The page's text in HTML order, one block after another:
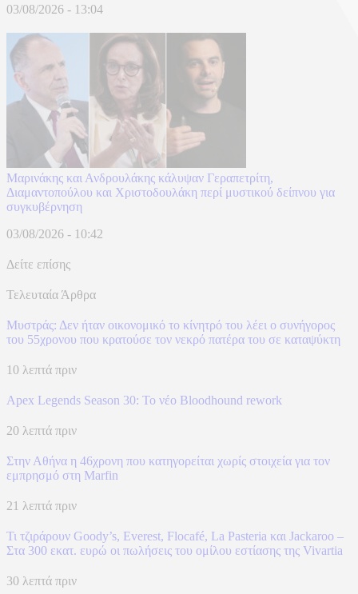
03/08/2026 - 13:04
Μαρινάκης και Ανδρουλάκης κάλυψαν Γεραπετρίτη,
Διαμαντοπούλου και Χριστοδουλάκη περί μυστικού δείπνου για
συγκυβέρνηση
03/08/2026 - 10:42
Δείτε επίσης
Τελευταία Άρθρα
Μυστράς: Δεν ήταν οικονομικό το κίνητρό του λέει ο συνήγορος
του 55χρονου που κρατούσε τον νεκρό πατέρα του σε καταψύκτη
10 λεπτά πριν
Apex Legends Season 30: Το νέο Bloodhound rework
20 λεπτά πριν
Στην Αθήνα η 46χρονη που κατηγορείται χωρίς στοιχεία για τον
εμπρησμό στη Marfin
21 λεπτά πριν
Τι τζιράρουν Goody’s, Everest, Flocafé, La Pasteria και Jackaroo –
Στα 300 εκατ. ευρώ οι πωλήσεις του ομίλου εστίασης της Vivartia
30 λεπτά πριν